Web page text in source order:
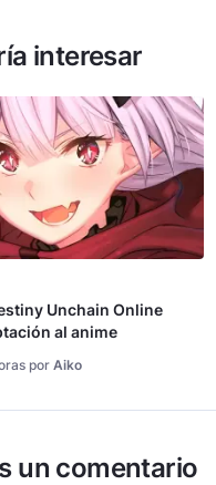
interesar
Unchain Online
al anime
por Aiko
un comentario